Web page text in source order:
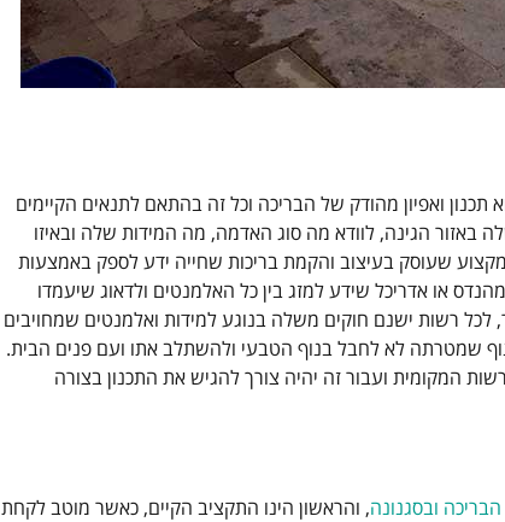
ואפיון מהודק של הבריכה וכל זה בהתאם לתנאים הקיימים
הגינה, לוודא מה סוג האדמה, מה המידות שלה ובאיזו
שעוסק בעיצוב והקמת בריכות שחייה ידע לספק באמצעות
או אדריכל שידע למזג בין כל האלמנטים ולדאוג שיעמדו
רשות ישנם חוקים משלה בנוגע למידות ואלמנטים שמחויבים
שמטרתה לא לחבל בנוף הטבעי ולהשתלב אתו ועם פנים הבית.
המקומית ועבור זה יהיה צורך להגיש את התכנון בצורה
הבריכה ובסגנונה, והראשון הינו התקציב הקיים, כאשר מוטב לקחת